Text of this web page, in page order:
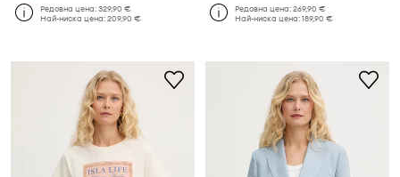
Редовна цена:329,90 €
Най-ниска цена:209,90 €
Редовна цена:269,90 €
Най-ниска цена:189,90 €